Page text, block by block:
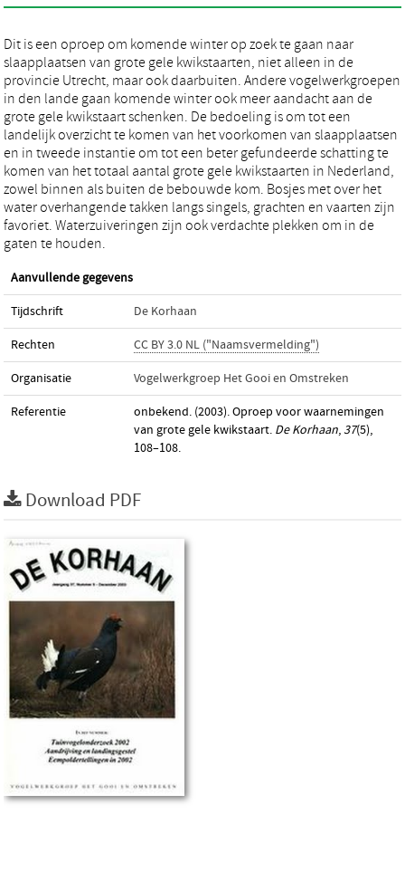
Dit is een oproep om komende winter op zoek te gaan naar
slaapplaatsen van grote gele kwikstaarten, niet alleen in de
provincie Utrecht, maar ook daarbuiten. Andere vogelwerkgroepen
in den lande gaan komende winter ook meer aandacht aan de
grote gele kwikstaart schenken. De bedoeling is om tot een
landelijk overzicht te komen van het voorkomen van slaapplaatsen
en in tweede instantie om tot een beter gefundeerde schatting te
komen van het totaal aantal grote gele kwikstaarten in Nederland,
zowel binnen als buiten de bebouwde kom. Bosjes met over het
water overhangende takken langs singels, grachten en vaarten zijn
favoriet. Waterzuiveringen zijn ook verdachte plekken om in de
gaten te houden.
Aanvullende gegevens
Tijdschrift De Korhaan
Rechten CC BY 3.0 NL ("Naamsvermelding")
Organisatie Vogelwerkgroep Het Gooi en Omstreken
Referentie
onbekend. (2003). Oproep voor waarnemingen
van grote gele kwikstaart. De Korhaan, 37(5),
108–108.
Download PDF